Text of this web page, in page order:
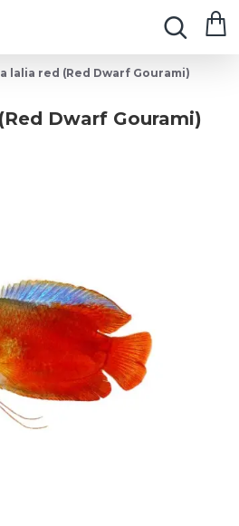
lalia red (Red Dwarf Gourami)
Dwarf Gourami)